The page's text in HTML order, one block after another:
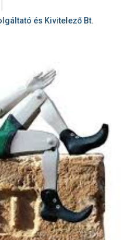
és Kivitelező Bt.